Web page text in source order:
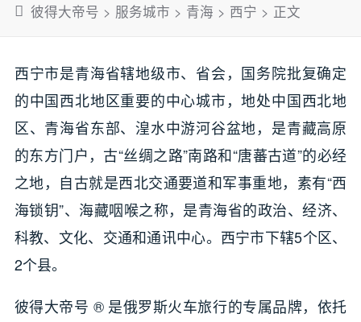
彼得大帝号 > 服务城市 > 青海 > 西宁 > 正文
西宁市是青海省辖地级市、省会，国务院批复确定
的中国西北地区重要的中心城市，地处中国西北地
区、青海省东部、湟水中游河谷盆地，是青藏高原
的东方门户，古“丝绸之路”南路和“唐蕃古道”的必经
之地，自古就是西北交通要道和军事重地，素有“西
海锁钥”、海藏咽喉之称，是青海省的政治、经济、
科教、文化、交通和通讯中心。西宁市下辖5个区、
2个县。
彼得大帝号 ® 是俄罗斯火车旅行的专属品牌，依托